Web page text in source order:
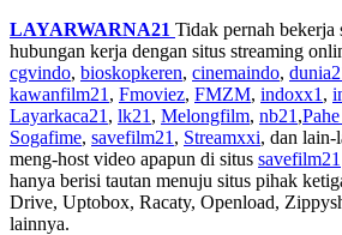
LAYARWARNA21 Tidak pernah bekerja
hubungan kerja dengan situs streaming
cgvindo, bioskopkeren, cinemaindo,
kawanfilm21 , Fmoviez, FMZM, indoxx1 ,
Layarkaca21 , lk21 , Melongfilm, nb21 ,
Sogafime, savefilm21 , Streamxxi, dan lain-
meng-host video apapun di situs savefilm21
hanya berisi tautan menuju situs pihak
Drive, Uptobox, Racaty, Openload,
lainnya.